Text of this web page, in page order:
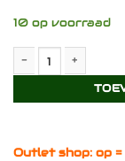
10 op voorraad
Romo Tremont
Outlet shop: op =